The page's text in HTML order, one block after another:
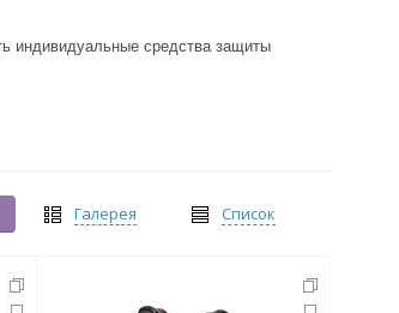
индивидуальные средства защиты
Список
Галерея